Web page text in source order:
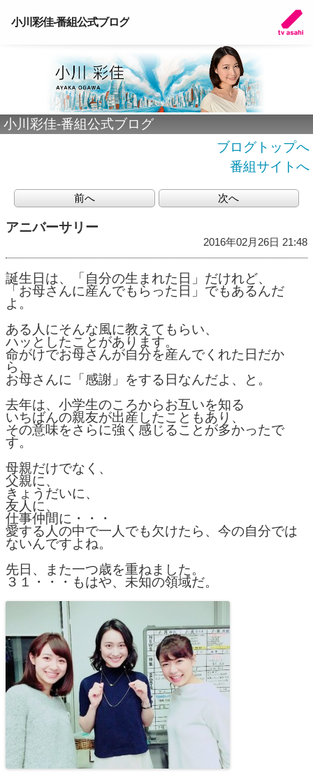
小川彩佳-番組公式ブログ
小川彩佳-番組公式ブログ
ブログトップへ
番組サイトへ
前へ 次へ
アニバーサリー
2016年02月26日 21:48
誕生日は、「自分の生まれた日」だけれど、
「お母さんに産んでもらった日」でもあるんだ
よ。
ある人にそんな風に教えてもらい、
ハッとしたことがあります。
命がけでお母さんが自分を産んでくれた日だか
ら、
お母さんに「感謝」をする日なんだよ、と。
去年は、小学生のころからお互いを知る
いちばんの親友が出産したこともあり、
その意味をさらに強く感じることが多かったで
す。
母親だけでなく、
父親に、
きょうだいに、
友人に、
仕事仲間に・・・
愛する人の中で一人でも欠けたら、今の自分では
ないんですよね。
先日、また一つ歳を重ねました。
３１・・・もはや、未知の領域だ。